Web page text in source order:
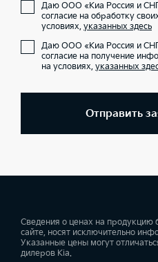
Даю ООО «Киа Россия и
согласие на обработку
условиях, указанных здесь
Даю ООО «Киа Россия и
согласие на получение
на условиях, указанных
Отправить
Сведения о ценах на продукцию
сайте, носят исключительно
Указанные цены могут
дилеров Kia.